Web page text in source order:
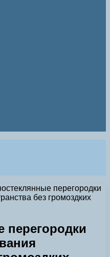
перегородки
без громоздких
перегородки